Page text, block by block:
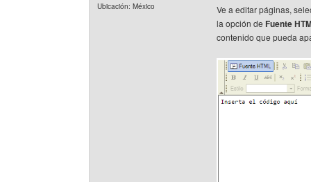
Ubicación: México
Ve a editar páginas,
la opción de Fuente
contenido que pueda